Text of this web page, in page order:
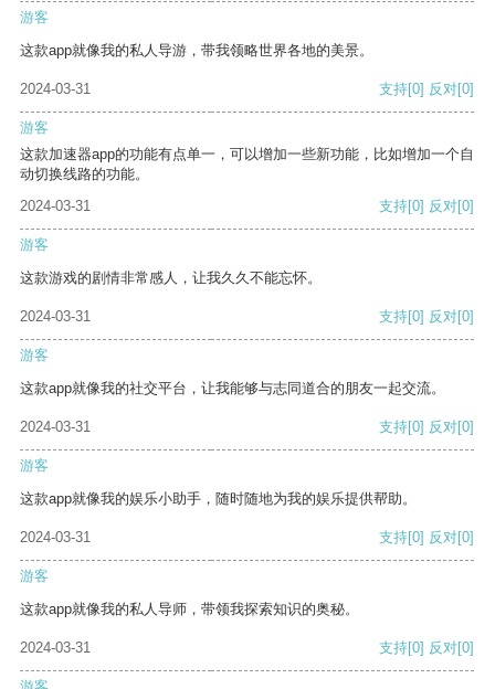
游客
这款app就像我的私人导游，带我领略世界各地的美景。
2024-03-31 支持[0] 反对[0]
游客
这款加速器app的功能有点单一，可以增加一些新功能，比如增加一个自
动切换线路的功能。
2024-03-31
支持[0] 反对[0]
游客
这款游戏的剧情非常感人，让我久久不能忘怀。
2024-03-31 支持[0] 反对[0]
游客
这款app就像我的社交平台，让我能够与志同道合的朋友一起交流。
2024-03-31 支持[0] 反对[0]
游客
这款app就像我的娱乐小助手，随时随地为我的娱乐提供帮助。
2024-03-31 支持[0] 反对[0]
游客
这款app就像我的私人导师，带领我探索知识的奥秘。
2024-03-31 支持[0] 反对[0]